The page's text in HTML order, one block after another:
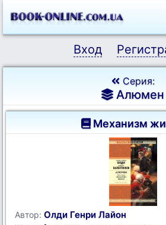
Вход
Серия:
Алюмен
Механизм
Автор: Олди Генри Лайон